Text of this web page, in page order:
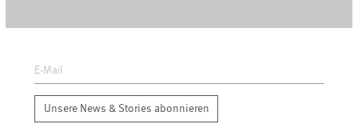
Unsere News & Stories abonnieren